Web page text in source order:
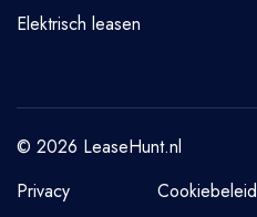
Elektrisch leasen
© 2026 LeaseHunt.nl
Privacy
Cookiebeleid